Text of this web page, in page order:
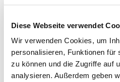
Diese Webseite verwendet
Wir verwenden Cookies, um
personalisieren, Funktionen für
zu können und die Zugriffe auf
analysieren. Außerdem geben